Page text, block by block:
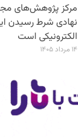
مرکز پژوهش‌های
الکترونیکی است
۱۴ مرداد ۱۴۰۵